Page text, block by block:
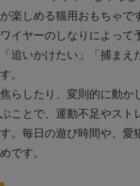
が楽しめる猫用おもちゃで
ワイヤーのしなりによって
「追いかけたい」「捕ま
す。
焦らしたり、変則的に動か
ぶことで、運動不足やスト
す。毎日の遊び時間や、愛
めです。